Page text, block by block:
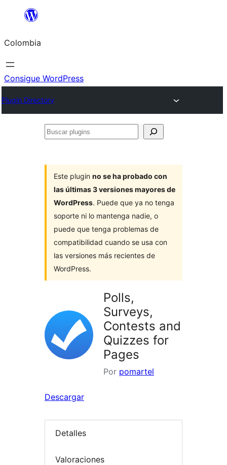
Saltar
contenido
Colombia
Consigue WordPress
Plugin Directory
Buscar
Este plugin no se ha probado con
las últimas 3 versiones mayores de
WordPress. Puede que ya no tenga
soporte ni lo mantenga nadie, o
puede que tenga problemas de
compatibilidad cuando se usa con
las versiones más recientes de
WordPress.
Polls,
Surveys,
Contests and
Quizzes for
Pages
Por pomartel
Descargar
Detalles
Valoraciones